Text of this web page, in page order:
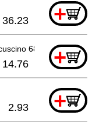
+
36.23
6842 +
14.76
+
2.93